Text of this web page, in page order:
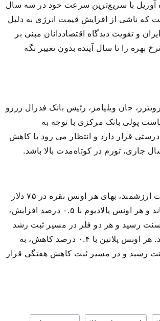
آوریل با سریع‌ترین سرعت خود در سه سال
که ناشی از افزایش قیمت انرژی به دلیل
و تقویت دیدگاه اقتصاددانان مبنی بر
بهره را تا سال آینده بدون تغییر نگه
جان ویلیامز، رئیس بانک فدرال رزرو
پولی بانک مرکزی با توجه به
قرار دارد و انتظار می رود با کاهش
جاری، تورم در کوتاه‌مدت بالا باشد.
در بازار سایر فلزات ارزشمند، بهای هر اونس نقره در ۷۵ دلار
و ۶۱ سنت ثابت ماند و هر اونس پالادیوم با ۰.۵ درصد افزایش،
به ۱۳۷۵دلار و ۶۳ سنت رسید و هر دو فلز در مسیر ثبت رشد
هفتگی قرار گرفتند. هر اونس پلاتین با ۰.۴ درصد کاهش، به
دلار و ۹۵ سنت رسید و در مسیر ثبت کاهش هفتگی قرار